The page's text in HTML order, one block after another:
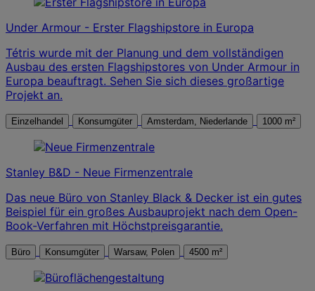
Under Armour - Erster Flagshipstore in Europa
Tétris wurde mit der Planung und dem vollständigen
Ausbau des ersten Flagshipstores von Under Armour in
Europa beauftragt. Sehen Sie sich dieses großartige
Projekt an.
Einzelhandel Konsumgüter Amsterdam, Niederlande 1000 m²
Stanley B&D - Neue Firmenzentrale
Das neue Büro von Stanley Black & Decker ist ein gutes
Beispiel für ein großes Ausbauprojekt nach dem Open-
Book-Verfahren mit Höchstpreisgarantie.
Büro Konsumgüter Warsaw, Polen 4500 m²